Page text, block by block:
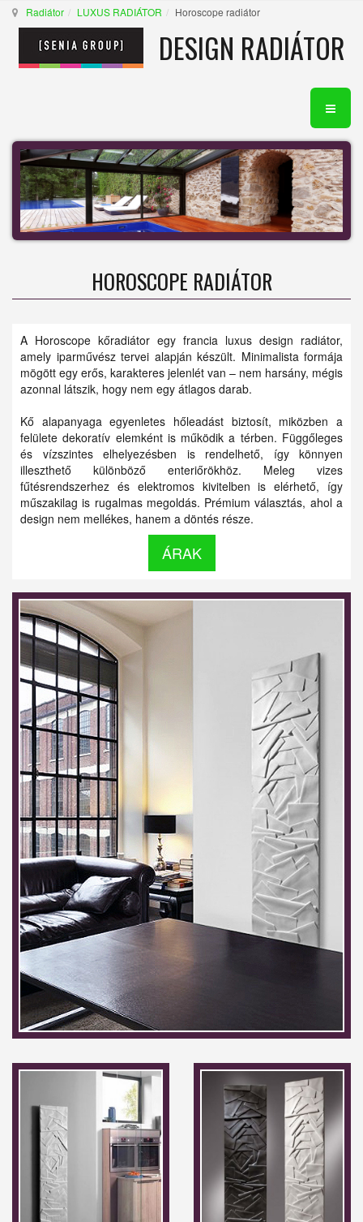
Radiátor LUXUS RADIÁTOR Horoscope radiátor
DESIGN RADIÁTOR
HOROSCOPE RADIÁTOR
A Horoscope kőradiátor egy francia luxus design radiátor,
amely iparművész tervei alapján készült. Minimalista formája
mögött egy erős, karakteres jelenlét van – nem harsány, mégis
azonnal látszik, hogy nem egy átlagos darab.
Kő alapanyaga egyenletes hőleadást biztosít, miközben a
felülete dekoratív elemként is működik a térben. Függőleges
és vízszintes elhelyezésben is rendelhető, így könnyen
illeszthető különböző enteriőrökhöz. Meleg vizes
fűtésrendszerhez és elektromos kivitelben is elérhető, így
műszakilag is rugalmas megoldás. Prémium választás, ahol a
design nem mellékes, hanem a döntés része.
ÁRAK